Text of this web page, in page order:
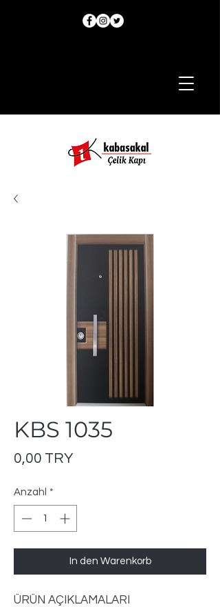
KBS 1035
0,00 TRYPreis
Anzahl *
In den Warenkorb
ÜRÜN AÇIKLAMALARI